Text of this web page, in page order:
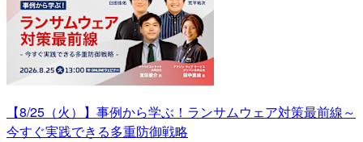
【8/25（火）】事例から学ぶ！ランサムウェア対策最前線～
今すぐ実践できる多重防御戦略